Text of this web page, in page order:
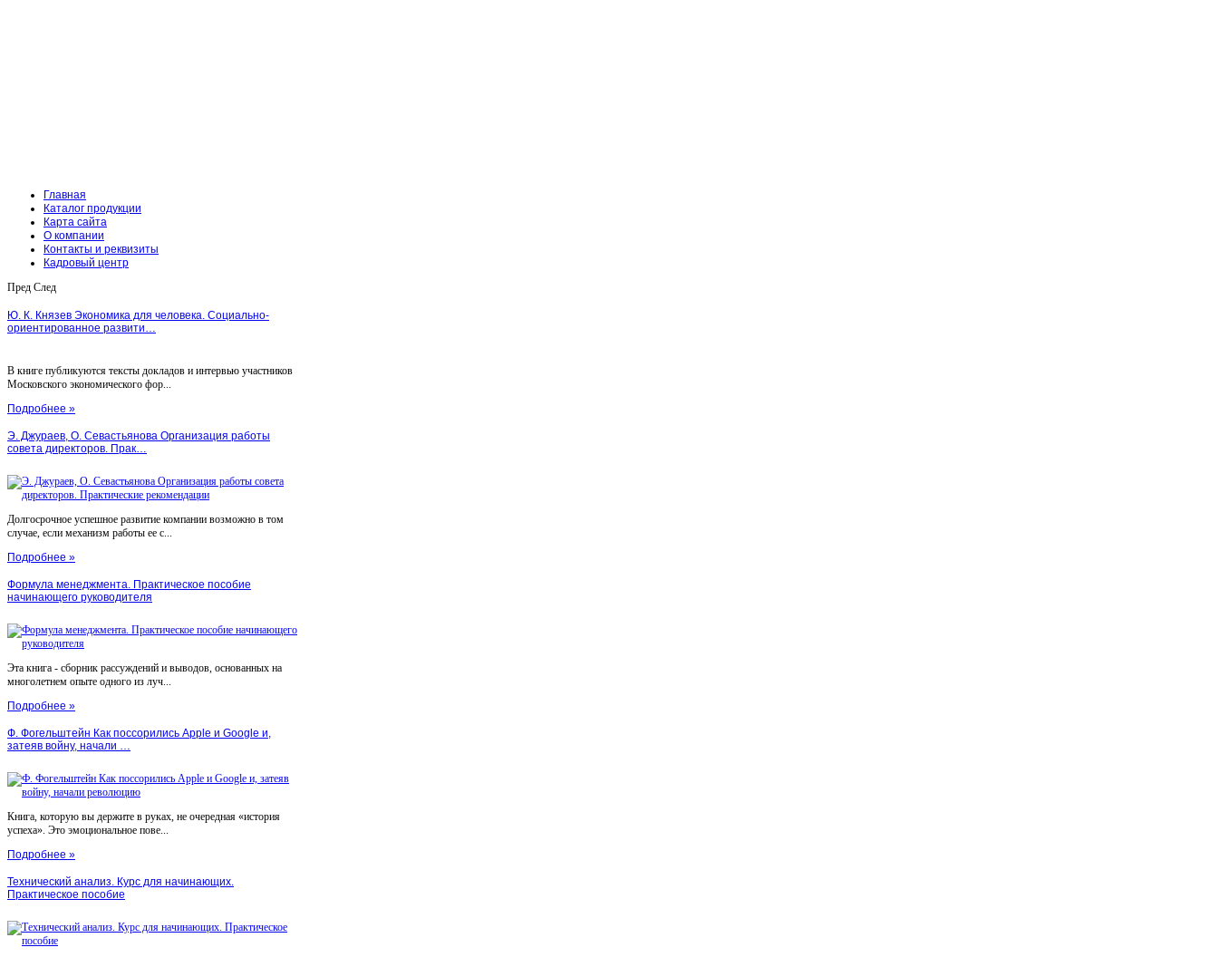
Главная
Каталог продукции
Карта сайта
О компании
Контакты и реквизиты
Кадровый центр
Пред След
Ю. К. Князев Экономика для человека. Социально-
ориентированное развити…
В книге публикуются тексты докладов и интервью участников
Московского экономического фор...
Подробнее »
Э. Джураев, О. Севастьянова Организация работы
совета директоров. Прак…
Долгосрочное успешное развитие компании возможно в том
случае, если механизм работы ее с...
Подробнее »
Формула менеджмента. Практическое пособие
начинающего руководителя
Эта книга - сборник рассуждений и выводов, основанных на
многолетнем опыте одного из луч...
Подробнее »
Ф. Фогельштейн Как поссорились Apple и Google и,
затеяв войну, начали …
Книга, которую вы держите в руках, не очередная «история
успеха». Это эмоциональное пове...
Подробнее »
Технический анализ. Курс для начинающих.
Практическое пособие